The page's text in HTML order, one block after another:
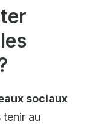
sociaux
au